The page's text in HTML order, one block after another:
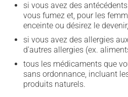
si vous avez des
vous fumez et, pour les
enceinte ou désirez le
si vous avez des allergies
d'autres allergies (ex.
tous les médicaments que
sans ordonnance, incluant
produits naturels.